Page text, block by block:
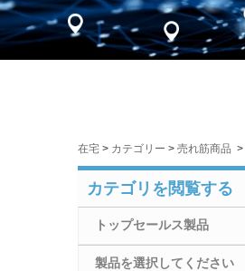
在宅 > カテゴリー > 売れ筋商品 >
カテゴリを閲覧する
トップセールス製品
製品を選択してください